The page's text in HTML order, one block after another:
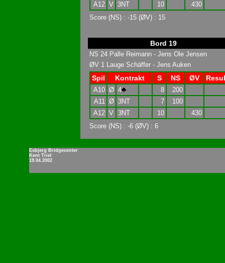
A12 V 3NT 10
430
Score (NS) : -15 (ØV) : 15
Bord 19
NS 24 Palle Reimann - Jens Ole Jensen
ØV 1 Lauge Schäffer - Jens Auken
Spil Kontrakt S NS ØV
A10 Ø 4 8
200
A11 Ø 3NT 7
100
A12 V 3NT 10
430
Score (NS) : -6 (ØV) : 6
Esbjerg Bridgecenter
Kent Triel
19.04.2002